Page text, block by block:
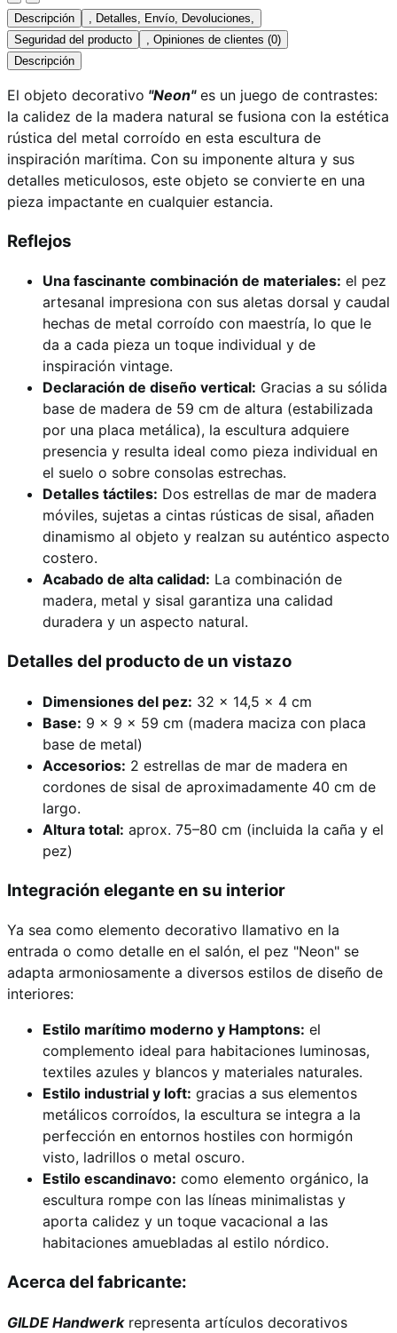
Descripción
, Detalles, Envío, Devoluciones,
Seguridad del producto
, Opiniones de clientes (0)
Descripción
El objeto decorativo "Neon"es un juego de contrastes:
la calidez de la madera natural se fusiona con la estética
rústica del metal corroído en esta escultura de
inspiración marítima. Con su imponente altura y sus
detalles meticulosos, este objeto se convierte en una
pieza impactante en cualquier estancia.
Reflejos
Una fascinante combinación de materiales: el pez
artesanal impresiona con sus aletas dorsal y caudal
hechas de metal corroído con maestría, lo que le
da a cada pieza un toque individual y de
inspiración vintage.
Declaración de diseño vertical: Gracias a su sólida
base de madera de 59 cm de altura (estabilizada
por una placa metálica), la escultura adquiere
presencia y resulta ideal como pieza individual en
el suelo o sobre consolas estrechas.
Detalles táctiles: Dos estrellas de mar de madera
móviles, sujetas a cintas rústicas de sisal, añaden
dinamismo al objeto y realzan su auténtico aspecto
costero.
Acabado de alta calidad: La combinación de
madera, metal y sisal garantiza una calidad
duradera y un aspecto natural.
Detalles del producto de un vistazo
Dimensiones del pez: 32 x 14,5 x 4 cm
Base: 9 x 9 x 59 cm (madera maciza con placa
base de metal)
Accesorios: 2 estrellas de mar de madera en
cordones de sisal de aproximadamente 40 cm de
largo.
Altura total: aprox. 75–80 cm (incluida la caña y el
pez)
Integración elegante en su interior
Ya sea como elemento decorativo llamativo en la
entrada o como detalle en el salón, el pez "Neon" se
adapta armoniosamente a diversos estilos de diseño de
interiores:
Estilo marítimo moderno y Hamptons: el
complemento ideal para habitaciones luminosas,
textiles azules y blancos y materiales naturales.
Estilo industrial y loft: gracias a sus elementos
metálicos corroídos, la escultura se integra a la
perfección en entornos hostiles con hormigón
visto, ladrillos o metal oscuro.
Estilo escandinavo: como elemento orgánico, la
escultura rompe con las líneas minimalistas y
aporta calidez y un toque vacacional a las
habitaciones amuebladas al estilo nórdico.
Acerca del fabricante:
GILDE Handwerk representa artículos decorativos